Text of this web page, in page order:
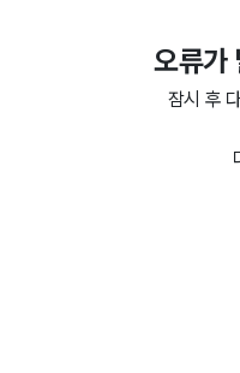
오류가
잠시 후